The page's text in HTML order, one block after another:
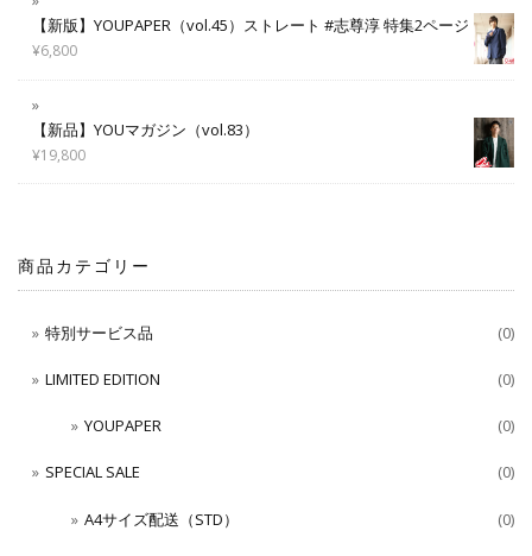
【新版】YOUPAPER（vol.45）ストレート #志尊淳 特集2ページ
¥6,800
【新品】YOUマガジン（vol.83）
¥19,800
商品カテゴリー
特別サービス品 (0)
LIMITED EDITION (0)
YOUPAPER (0)
SPECIAL SALE (0)
A4サイズ配送（STD） (0)